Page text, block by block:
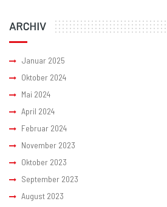
ARCHIV
Januar 2025
Oktober 2024
Mai 2024
April 2024
Februar 2024
November 2023
Oktober 2023
September 2023
August 2023